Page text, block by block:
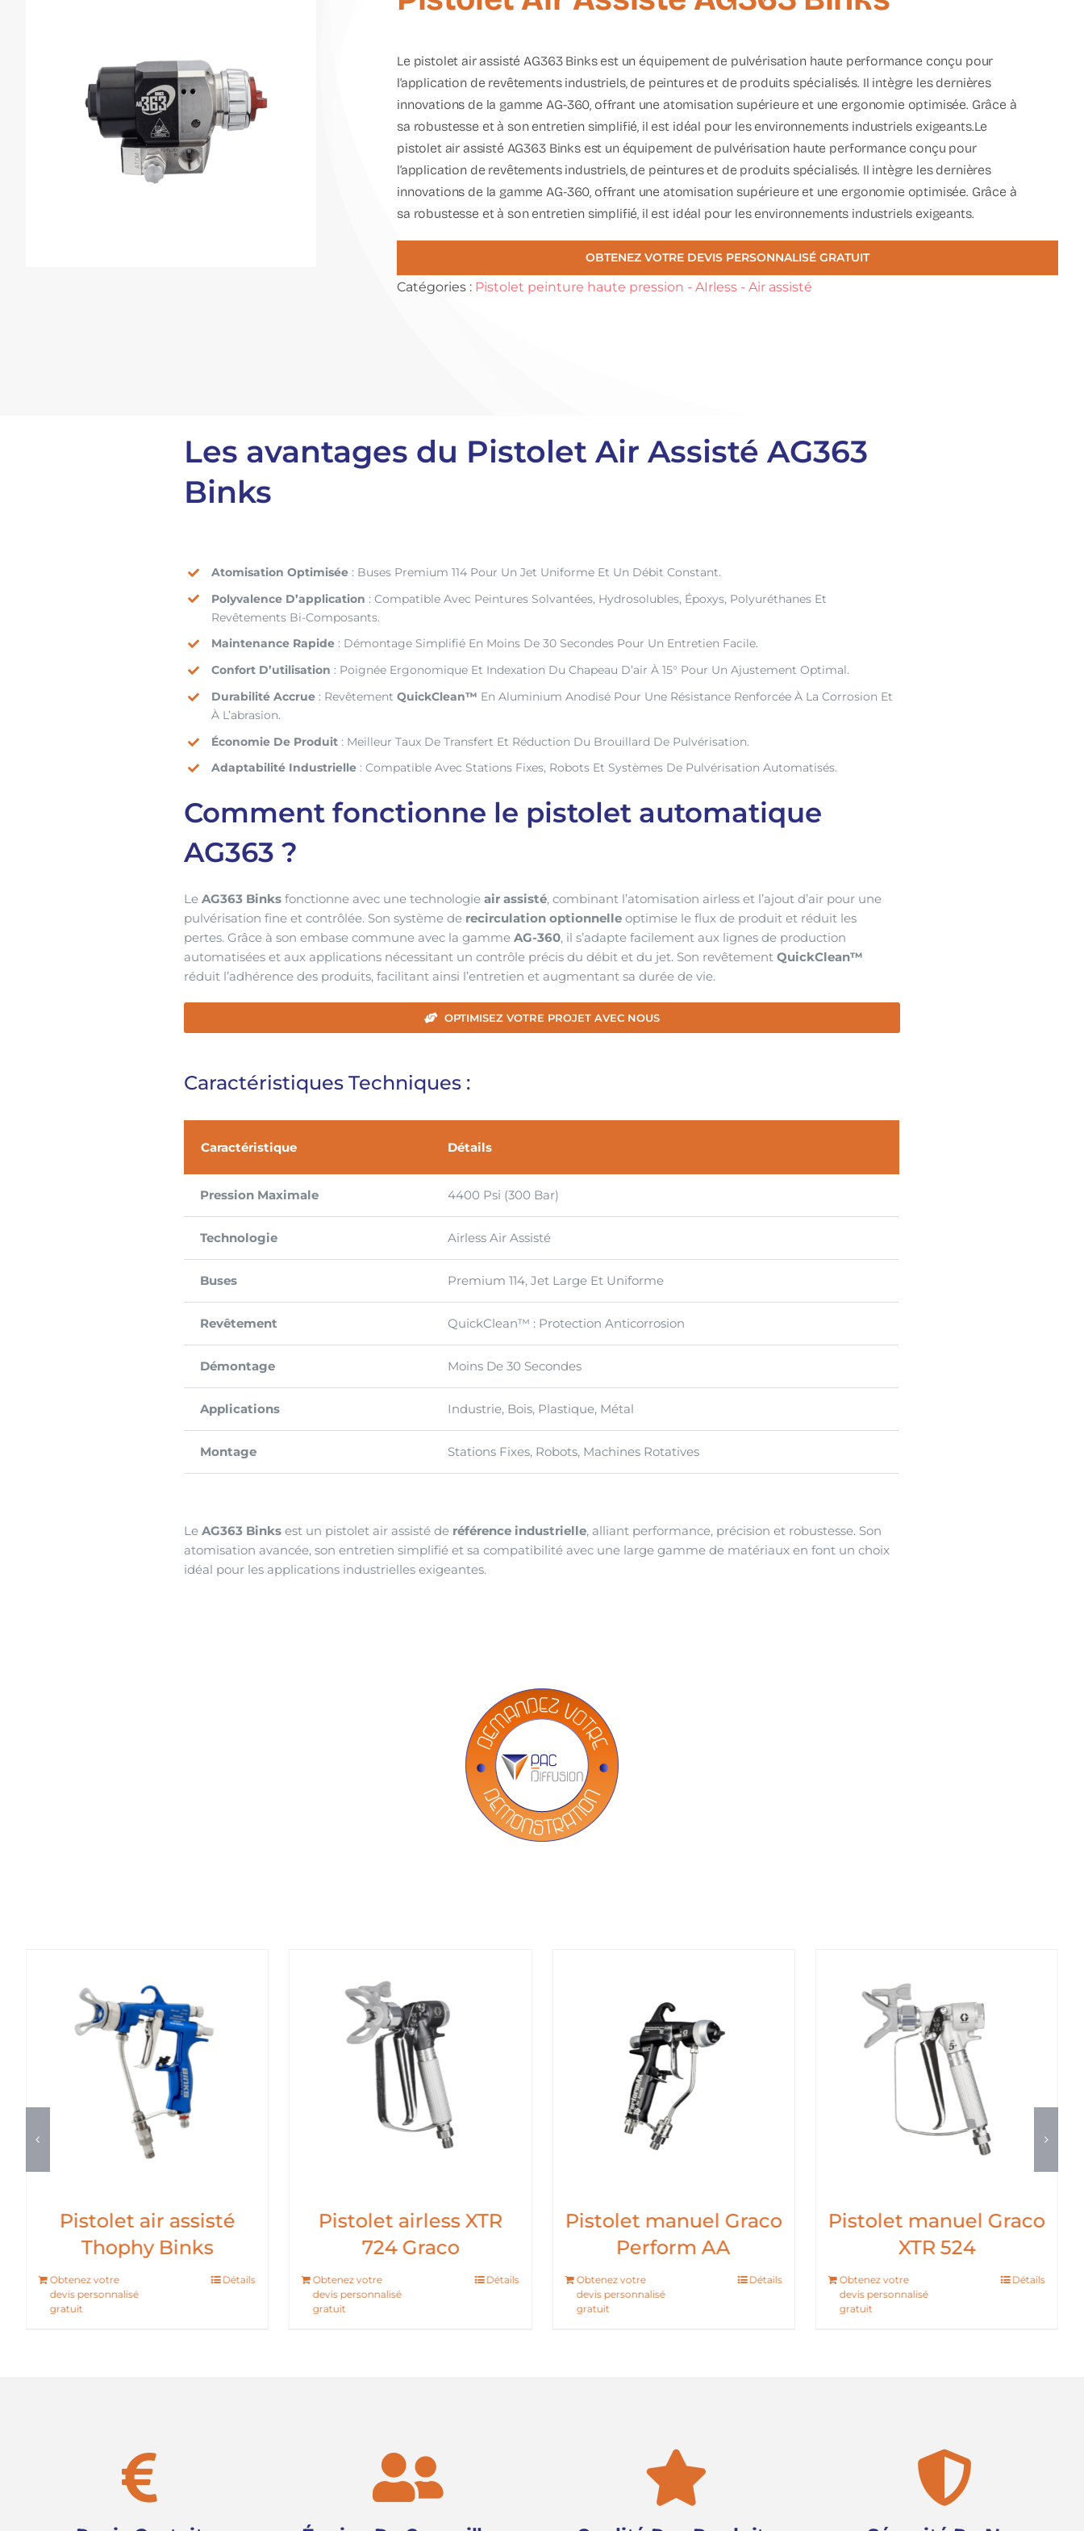
Le pistolet air assisté AG363 Binksest un équipement de pulvérisation haute performance conçu pour
l’application de revêtements industriels, de peintures et de produits spécialisés. Il intègre les dernières
innovations de la gammeAG-360, offrant une atomisation supérieure et une ergonomie optimisée. Grâce à
sa robustesse et à son entretien simplifié, il est idéal pour les environnements industriels exigeants.Le
pistolet air assisté AG363 Binks est un équipement de pulvérisation haute performance conçu pour
l’application de revêtements industriels, de peintures et de produits spécialisés. Il intègre les dernières
innovations de la gamme AG-360, offrant une atomisation supérieure et une ergonomie optimisée. Grâce à
sa robustesse et à son entretien simplifié, il est idéal pour les environnements industriels exigeants.
OBTENEZ VOTRE DEVIS PERSONNALISÉ GRATUIT
Catégories : Pistolet peinture haute pression - AIrless - Air assisté
Les avantages du Pistolet Air Assisté AG363
Binks
Atomisation Optimisée: Buses Premium 114 Pour Un Jet Uniforme Et Un Débit Constant.
Polyvalence D’application : Compatible Avec Peintures Solvantées, Hydrosolubles, Époxys, Polyuréthanes Et
Revêtements Bi-Composants.
Maintenance Rapide: Démontage Simplifié En Moins De 30 Secondes Pour Un Entretien Facile.
Confort D’utilisation : Poignée Ergonomique Et Indexation Du Chapeau D’air À 15° Pour Un Ajustement Optimal.
Durabilité Accrue: Revêtement QuickClean™ En Aluminium Anodisé Pour Une Résistance Renforcée À La Corrosion Et
À L’abrasion.
Économie De Produit: Meilleur Taux De Transfert Et Réduction Du Brouillard De Pulvérisation.
Adaptabilité Industrielle: Compatible Avec Stations Fixes, Robots Et Systèmes De Pulvérisation Automatisés.
Comment fonctionne le pistolet automatique
AG363 ?
LeAG363 Binks fonctionne avec une technologieair assisté, combinant l’atomisation airless et l’ajout d’air pour une
pulvérisation fine et contrôlée. Son système de recirculation optionnelle optimise le flux de produit et réduit les
pertes. Grâce à son embase commune avec la gammeAG-360, il s’adapte facilement aux lignes de production
automatisées et aux applications nécessitant un contrôle précis du débit et du jet. Son revêtementQuickClean™
réduit l’adhérence des produits, facilitant ainsi l’entretien et augmentant sa durée de vie.
OPTIMISEZ VOTRE PROJET AVEC NOUS
Caractéristiques Techniques :
Caractéristique Détails
Pression Maximale 4400 Psi (300 Bar)
Technologie Airless Air Assisté
Buses Premium 114, Jet Large Et Uniforme
Revêtement QuickClean™ : Protection Anticorrosion
Démontage Moins De 30 Secondes
Applications Industrie, Bois, Plastique, Métal
Montage Stations Fixes, Robots, Machines Rotatives
LeAG363 Binks est un pistolet air assisté de référence industrielle, alliant performance, précision et robustesse. Son
atomisation avancée, son entretien simplifié et sa compatibilité avec une large gamme de matériaux en font un choix
idéal pour les applications industrielles exigeantes.
Pistolet air assisté
Thophy Binks
Obtenez votre
devis personnalisé
gratuit
Détails
Pistolet airless XTR
724 Graco
Obtenez votre
devis personnalisé
gratuit
Détails
Pistolet manuel Graco
Perform AA
Obtenez votre
devis personnalisé
gratuit
Détails
Pistolet manuel Graco
XTR 524
Obtenez votre
devis personnalisé
gratuit
Détails